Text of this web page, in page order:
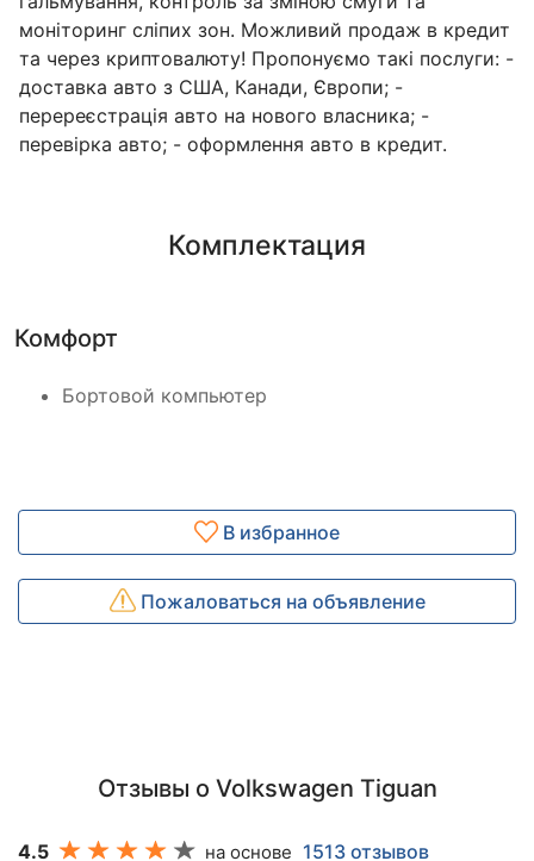
моніторинг сліпих зон. Можливий продаж в кредит
та через криптовалюту! Пропонуємо такі послуги: -
доставка авто з США, Канади, Європи; -
перереєстрація авто на нового власника; -
перевірка авто; - оформлення авто в кредит.
Комплектация
Комфорт
Бортовой компьютер
В избранное
Пожаловаться на объявление
Отзывы о Volkswagen Tiguan
4.5 на основе 1513 отзывов